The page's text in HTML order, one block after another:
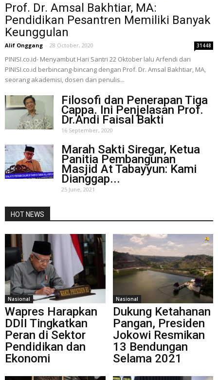
Prof. Dr. Amsal Bakhtiar, MA:
Pendidikan Pesantren Memiliki Banyak
Keunggulan
Alif Onggang - 28 October, 2020 31448
PINISI.co.id- Menyambut Hari Santri 22 Oktober lalu Arfendi dari
PINISI.co.id berbincang-bincang dengan Prof. Dr. Amsal Bakhtiar, MA,
seorang akademisi, dosen dan penulis...
Filosofi dan Penerapan Tiga
Cappa. Ini Penjelasan Prof.
Dr.Andi Faisal Bakti
16 September, 2020
Marah Sakti Siregar, Ketua
Panitia Pembangunan
Masjid At Tabayyun: Kami
Dianggap...
25 June, 2021
HOT NEWS
Nasional
Wapres Harapkan
DDII Tingkatkan
Peran di Sektor
Pendidikan dan
Ekonomi
Nasional
Dukung Ketahanan
Pangan, Presiden
Jokowi Resmikan
13 Bendungan
Selama 2021